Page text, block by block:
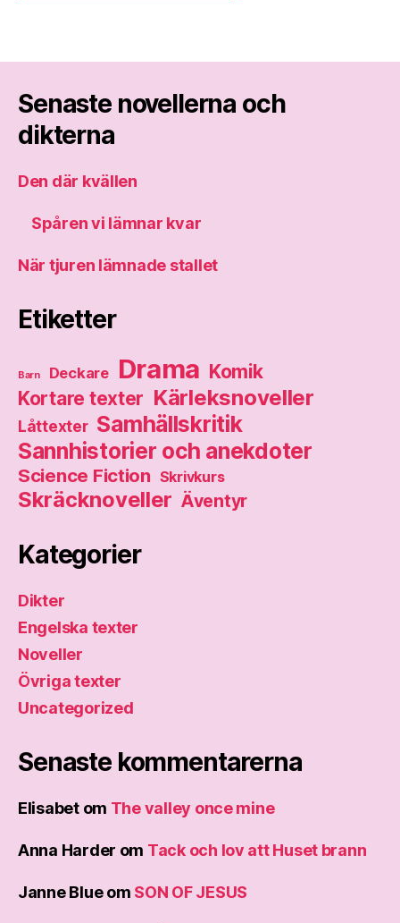
Senaste novellerna och
dikterna
Den där kvällen
Spåren vi lämnar kvar
När tjuren lämnade stallet
Etiketter
Barn Deckare Drama Komik
Kortare texter Kärleksnoveller
Låttexter Samhällskritik
Sannhistorier och anekdoter
Science Fiction Skrivkurs
Skräcknoveller Äventyr
Kategorier
Dikter
Engelska texter
Noveller
Övriga texter
Uncategorized
Senaste kommentarerna
Elisabetom The valley once mine
Anna Harder om Tack och lov att Huset brann
Janne Blueom SON OF JESUS